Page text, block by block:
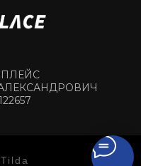
Tilda